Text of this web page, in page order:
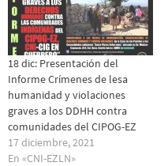
18 dic: Presentación del
Informe Crímenes de lesa
humanidad y violaciones
graves a los DDHH contra
comunidades del CIPOG-EZ
17 diciembre, 2021
En «CNI-EZLN»